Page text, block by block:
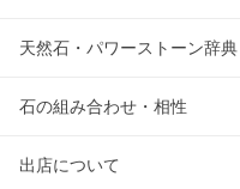
天然石・パワーストーン辞典
石の組み合わせ・相性
出店について